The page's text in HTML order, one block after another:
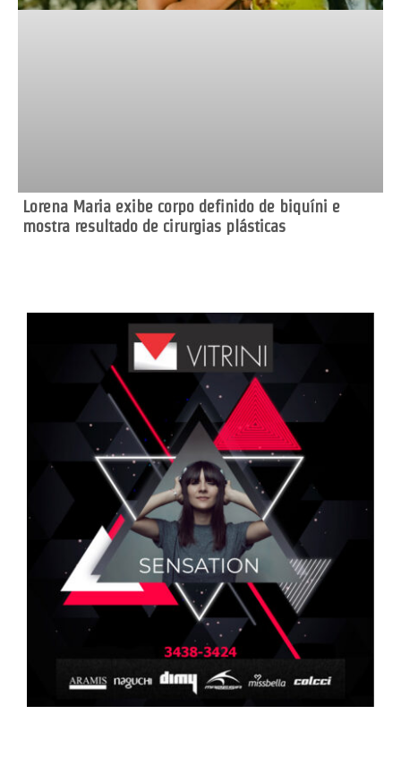
Lorena Maria exibe corpo definido de biquíni e
mostra resultado de cirurgias plásticas